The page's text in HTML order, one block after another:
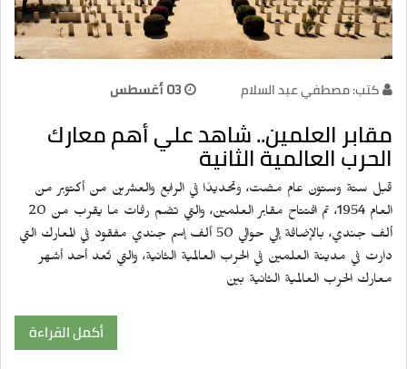
كتب: مصطفي عبد السلام 03 أغسطس
مقابر العلمين.. شاهد علي أهم معارك
الحرب العالمية الثانية
قبل ستة وستون عام مضت، وتحديدًا في الرابع والعشرين من أكتوبر من
العام 1954، تم افتتاح مقابر العلمين، والتي تضم رفات ما يقرب من 20
ألف جندي، بالإضافة إلي حوالي 50 ألف إسم جندي مفقود في المعارك التي
دارت في مدينة العلمين في الحرب العالمية الثانية، والتي تُعد أحد أشهر
معارك الحرب العالمية الثانية بين
أكمل القراءة